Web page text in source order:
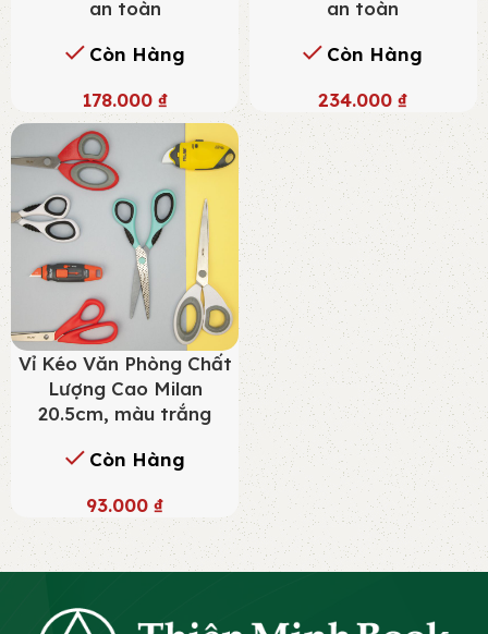
an toàn
Còn Hàng
178.000 ₫
an toàn
Còn Hàng
234.000₫
Vỉ Kéo Văn Phòng Chất
Lượng Cao Milan
20.5cm, màu trắng
Còn Hàng
93.000 ₫